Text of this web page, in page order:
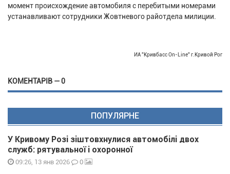
момент происхождение автомобиля с перебитыми номерами
устанавливают сотрудники Жовтневого райотдела милиции.
ИА "Кривбасс On-Line" г.Кривой Рог
КОМЕНТАРІВ — 0
ПОПУЛЯРНЕ
У Кривому Розі зіштовхнулися автомобілі двох
служб: рятувальної і охоронної
09:26, 13 янв 2026 0